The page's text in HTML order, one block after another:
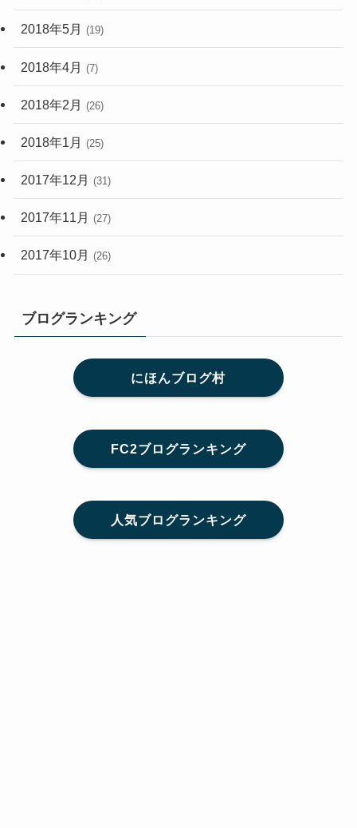
2018年5月 (19)
2018年4月 (7)
2018年2月 (26)
2018年1月 (25)
2017年12月 (31)
2017年11月 (27)
2017年10月 (26)
ブログランキング
にほんブログ村
FC2ブログランキング
人気ブログランキング